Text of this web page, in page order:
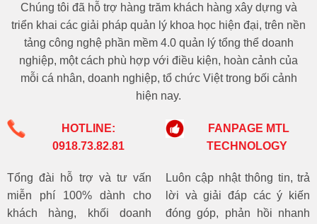
Chúng tôi đã hỗ trợ hàng trăm khách hàng xây dựng và
triển khai các giải pháp quản lý khoa học hiện đại, trên nền
tảng công nghệ phần mềm 4.0 quản lý tổng thể doanh
nghiệp, một cách phù hợp với điều kiện, hoàn cảnh của
mỗi cá nhân, doanh nghiệp, tổ chức Việt trong bối cảnh
hiện nay.
HOTLINE:
0918.73.82.81
Tổng đài hỗ trợ và tư vấn
miễn phí 100% dành cho
khách hàng, khối doanh
FANPAGE MTL
TECHNOLOGY
Luôn cập nhật thông tin, trả
lời và giải đáp các ý kiến
đóng góp, phản hồi nhanh